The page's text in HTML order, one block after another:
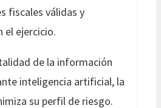
fiscales válidas y
el ejercicio.
de la información
inteligencia artificial, la
su perfil de riesgo.